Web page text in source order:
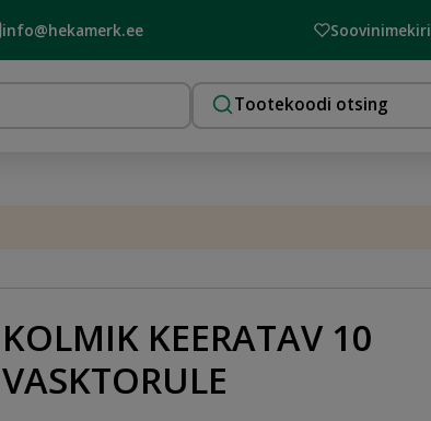
info@hekamerk.ee Soovinimekiri
KOLMIK KEERATAV 10
VASKTORULE